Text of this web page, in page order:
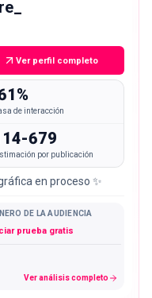
Ver perfil completo
de interacción
679
por publicación
en proceso ✨
DE LA AUDIENCIA
prueba gratis
Ver análisis completo